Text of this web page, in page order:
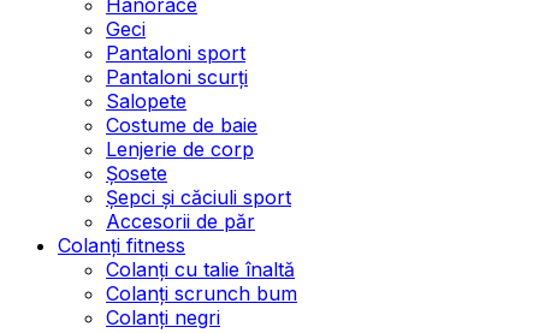
Geci
Pantaloni sport
Pantaloni scurți
Salopete
Costume de baie
Lenjerie de corp
Șosete
Șepci și căciuli sport
Accesorii de păr
Colanți fitness
Colanți cu talie înaltă
Colanți scrunch bum
Colanți negri